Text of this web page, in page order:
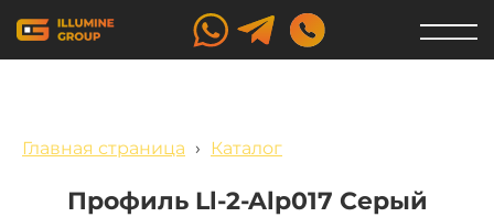
Главная страница › Каталог
Профиль Ll-2-Alp017 Серый